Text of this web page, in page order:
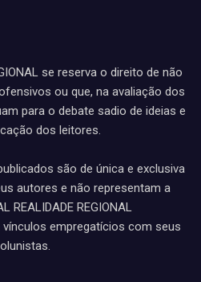
se reserva o direito de não
ou que, na avaliação dos
para o debate sadio de ideias e
dos leitores.
são de única e exclusiva
autores e não representam a
REALIDADE REGIONAL
empregatícios com seus